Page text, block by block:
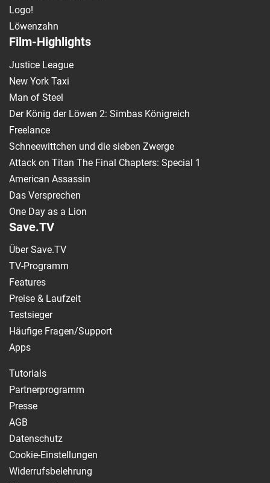
Logo!
Löwenzahn
Film-Highlights
Justice League
New York Taxi
Man of Steel
Der König der Löwen 2: Simbas Königreich
Freelance
Schneewittchen und die sieben Zwerge
Attack on Titan The Final Chapters: Special 1
American Assassin
Das Versprechen
One Day as a Lion
Save.TV
Über Save.TV
TV-Programm
Features
Preise & Laufzeit
Testsieger
Häufige Fragen/Support
Apps
Tutorials
Partnerprogramm
Presse
AGB
Datenschutz
Cookie-Einstellungen
Widerrufsbelehrung